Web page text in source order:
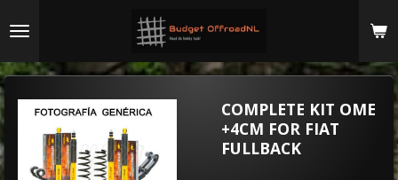
direct
de
COMPLETE KIT OME
+4CM FOR FIAT
FULLBACK